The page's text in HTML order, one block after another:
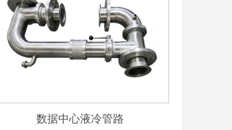
数据中心液冷管路